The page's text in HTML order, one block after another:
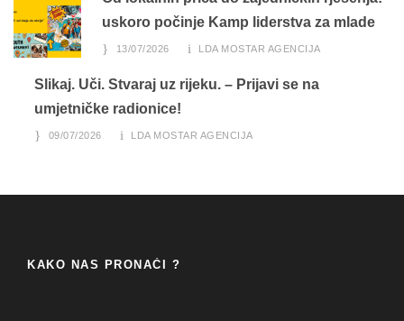
uskoro počinje Kamp liderstva za mlade
13/07/2026 LDA MOSTAR AGENCIJA
Slikaj. Uči. Stvaraj uz rijeku. – Prijavi se na
umjetničke radionice!
09/07/2026 LDA MOSTAR AGENCIJA
KAKO NAS PRONAĆI ?